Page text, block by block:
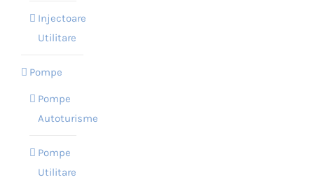
Injectoare
Utilitare
Pompe
Pompe
Autoturisme
Pompe
Utilitare